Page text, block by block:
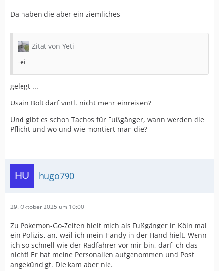
Da haben die aber ein ziemliches
Zitat von Yeti
-ei
gelegt ...
Usain Bolt darf vmtl. nicht mehr einreisen?
Und gibt es schon Tachos für Fußgänger, wann werden die
Pflicht und wo und wie montiert man die?
hugo790
29. Oktober 2025 um 10:00
Zu Pokemon-Go-Zeiten hielt mich als Fußgänger in Köln mal
ein Polizist an, weil ich mein Handy in der Hand hielt. Wenn
ich so schnell wie der Radfahrer vor mir bin, darf ich das
nicht! Er hat meine Personalien aufgenommen und Post
angekündigt. Die kam aber nie.